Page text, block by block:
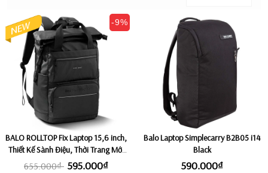
-9%
BALO ROLLTOP Fix Laptop 15,6 inch,
Thiết Kế Sành Điệu, Thời Trang Mới
Nhất KINGBAG SOFIA II
655.000₫ 595.000₫
Balo Laptop Simplecarry B2B05 i14
Black
590.000₫